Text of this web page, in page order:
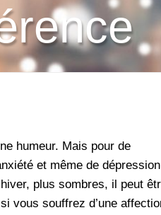
humeur. Mais pour de
et même de
plus sombres, il peut
vous souffrez d’une